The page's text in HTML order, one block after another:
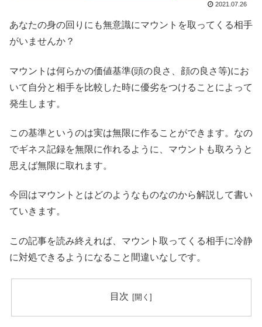
2021.07.26
あなたの身の回りにも無意識にマウントを取ってくる相手
がいませんか？
マウントは何らかの価値基準(頭の良さ、顔の良さ等)にお
いて自分と相手を比較した時に優劣をつけることによって
発生します。
この基準というのは実は無限に作ることができます。なの
でギネス記録を無限に作れるように、マウントも取ろうと
思えば無限に取れます。
今回はマウントとはどのようなものなのから解説して書い
ていきます。
この記事を読み終えれば、マウント取ってくる相手に冷静
に対処できるようになること間違いなしです。
目次